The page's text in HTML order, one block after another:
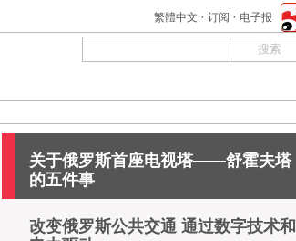
繁體中文 订阅 电子报
关于俄罗斯首座电视塔——舒霍夫塔
的五件事
改变俄罗斯公共交通 通过数字技术和